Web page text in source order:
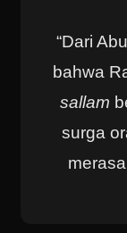
“Dari
bahwa
sallam
surga